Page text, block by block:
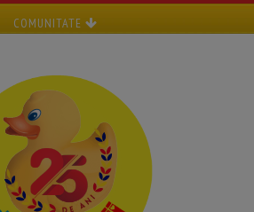
COMUNITATE